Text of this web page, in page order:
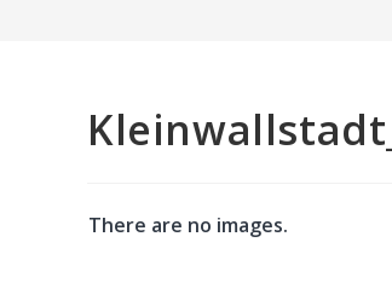
There are no images.